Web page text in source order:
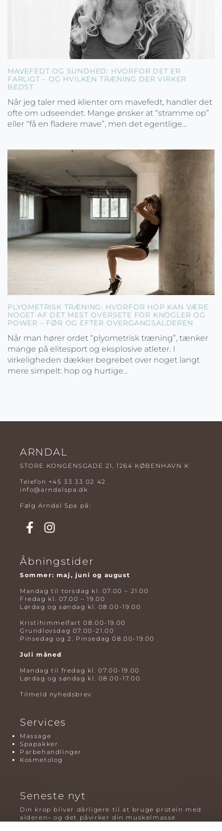
MAVEFEDT OG SUNDHED: HVORFOR DET ER
FARLIGT – OG HVILKEN TRÆNING DER VIRKER
BEDST
Når jeg taler med klienter om mavefedt, handler det
ofte om udseendet. Mange ønsker at “stramme op”
eller “få en fladere mave”, men det egentlige...
PLYOMETRISK TRÆNING: HVORFOR HOP KAN VÆRE
NOGET AF DET MEST OVERSETE FOR KNOGLER OG
POWER – FØR OG EFTER OVERGANGSALDEREN
Når man hører ordet “plyometrisk træning”, tænker
mange på elitesport og eksplosive atleter. I
virkeligheden dækker begrebet over noget langt
mere simpelt: hop og hurtige...
ARNDAL
STORE KONGENSGADE 21, 1264 KØBENHAVN K
Telefon +45 33 33 02 42
info@arndalspa.dk
Følg Arndal Spa på:
Åbningstider
Sommer: maj, juni og august
Mandag til torsdag kl. 07.00 – 21.00
Fredag kl. 07.00 – 19.00
Lørdag og søndag kl. 08.00-19.00
Kristihimmelfart 08.00-19.00
Grundlovsdag 07.00-21.00
Pinsedag og 2. Pinsedag 08.00-19.00
Juli måned
Mandag til fredag kl. 07.00-19.00
Lørdag og søndag kl. 08.00-17.00
Tilmeld nyhedsbrev
Services
Massage
Spapakker
Parbehandlinger
Kosmetolog
Seneste nyt
Din krop bliver dårligere til at bruge protein med
alderen– og det påvirker din muskelmasse